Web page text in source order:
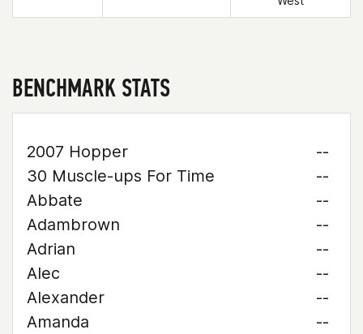
BENCHMARK STATS
2007 Hopper
--
30 Muscle-ups For Time
--
Abbate
--
Adambrown
--
Adrian
--
Alec
--
Alexander
--
Amanda
--